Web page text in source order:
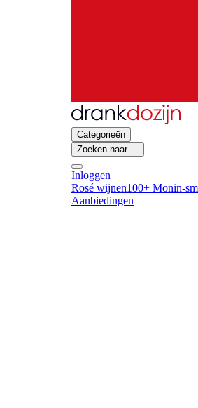
Categorieën
Zoeken naar ...
Inloggen
Rosé wijnen100+ Monin-
Aanbiedingen